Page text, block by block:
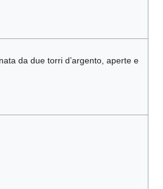
da due torri d’argento, aperte e